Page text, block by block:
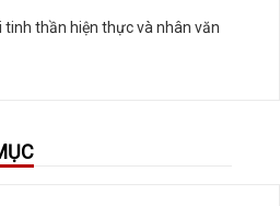
tinh thần hiện thực và nhân văn